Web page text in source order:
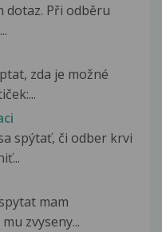
dotaz. Při odběru
zda je možné
spýtať, či odber krvi
mam
zvyseny...